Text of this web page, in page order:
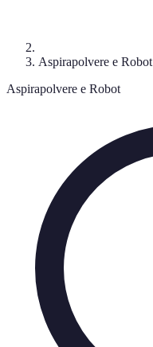
Aspirapolvere e Robot
Aspirapolvere e Robot